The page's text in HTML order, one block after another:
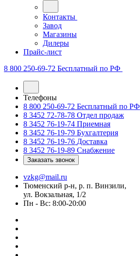
Контакты
Завод
Магазины
Дилеры
Прайс-лист
8 800 250-69-72 Бесплатный по РФ
Телефоны
8 800 250-69-72 Бесплатный по РФ
8 3452 72-78-78 Отдел продаж
8 3452 76-19-74 Приемная
8 3452 76-19-79 Бухгалтерия
8 3452 76-19-76 Доставка
8 3452 76-19-89 Снабжение
Заказать звонок
vzkg@mail.ru
Тюменский р-н, р. п. Винзили,
ул. Вокзальная, 1/2
Пн - Вс: 8:00-20:00